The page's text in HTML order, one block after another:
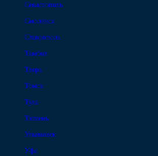
Севастополь
Смоленск
Ставрополь
Тамбов
Тверь
Томск
Тула
Тюмень
Ульяновск
Уфа